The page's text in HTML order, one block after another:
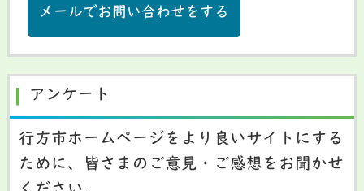
メールでお問い合わせをする
アンケート
行方市ホームページをより良いサイトにする
ために、皆さまのご意見・ご感想をお聞かせ